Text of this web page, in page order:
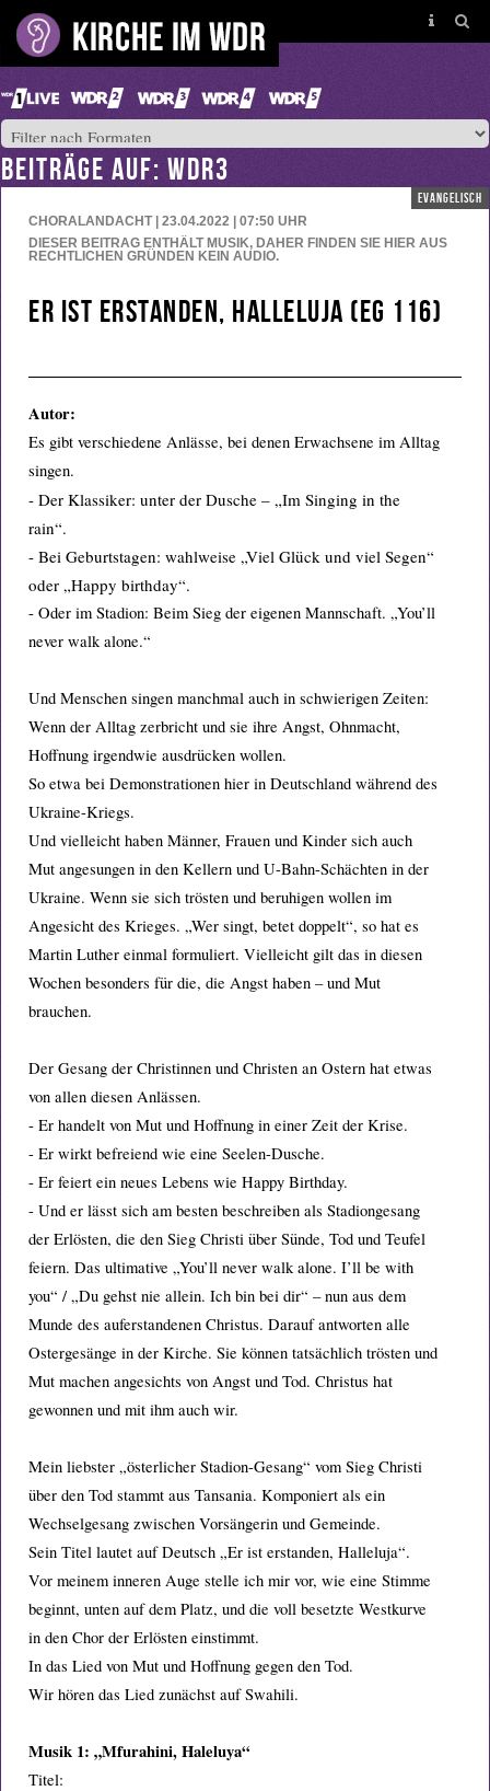
BEITRÄGE AUF: WDR3
evangelisch
CHORALANDACHT | 23.04.2022 | 07:50 UHR
DIESER BEITRAG ENTHÄLT MUSIK, DAHER FINDEN SIE HIER AUS
RECHTLICHEN GRÜNDEN KEIN AUDIO.
Er ist erstanden, Halleluja (eg 116)
Autor:
Es gibt verschiedene Anlässe, bei denen Erwachsene im Alltag
singen.
- Der Klassiker: unter der Dusche – „Im Singing in the
rain“.
- Bei Geburtstagen: wahlweise „Viel Glück und viel Segen“
oder „Happy birthday“.
- Oder im Stadion: Beim Sieg der eigenen Mannschaft. „You’ll
never walk alone.“
Und Menschen singen manchmal auch in schwierigen Zeiten:
Wenn der Alltag zerbricht und sie ihre Angst, Ohnmacht,
Hoffnung irgendwie ausdrücken wollen.
So etwa bei Demonstrationen hier in Deutschland während des
Ukraine-Kriegs.
Und vielleicht haben Männer, Frauen und Kinder sich auch
Mut angesungen in den Kellern und U-Bahn-Schächten in der
Ukraine. Wenn sie sich trösten und beruhigen wollen im
Angesicht des Krieges. „Wer singt, betet doppelt“, so hat es
Martin Luther einmal formuliert. Vielleicht gilt das in diesen
Wochen besonders für die, die Angst haben – und Mut
brauchen.
Der Gesang der Christinnen und Christen an Ostern hat etwas
von allen diesen Anlässen.
- Er handelt von Mut und Hoffnung in einer Zeit der Krise.
- Er wirkt befreiend wie eine Seelen-Dusche.
- Er feiert ein neues Lebens wie Happy Birthday.
- Und er lässt sich am besten beschreiben als Stadiongesang
der Erlösten, die den Sieg Christi über Sünde, Tod und Teufel
feiern. Das ultimative „You’ll never walk alone. I’ll be with
you“ / „Du gehst nie allein. Ich bin bei dir“ – nun aus dem
Munde des auferstandenen Christus. Darauf antworten alle
Ostergesänge in der Kirche. Sie können tatsächlich trösten und
Mut machen angesichts von Angst und Tod. Christus hat
gewonnen und mit ihm auch wir.
Mein liebster „österlicher Stadion-Gesang“ vom Sieg Christi
über den Tod stammt aus Tansania. Komponiert als ein
Wechselgesang zwischen Vorsängerin und Gemeinde.
Sein Titel lautet auf Deutsch „Er ist erstanden, Halleluja“.
Vor meinem inneren Auge stelle ich mir vor, wie eine Stimme
beginnt, unten auf dem Platz, und die voll besetzte Westkurve
in den Chor der Erlösten einstimmt.
In das Lied von Mut und Hoffnung gegen den Tod.
Wir hören das Lied zunächst auf Swahili.
Musik 1: „Mfurahini, Haleluya“
Titel: